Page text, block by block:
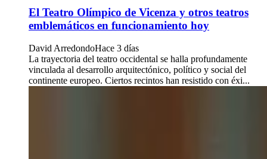
El Teatro Olímpico de Vicenza y otros teatros
emblemáticos en funcionamiento hoy
David ArredondoHace 3 días
La trayectoria del teatro occidental se halla profundamente
vinculada al desarrollo arquitectónico, político y social del
continente europeo. Ciertos recintos han resistido con éxi...